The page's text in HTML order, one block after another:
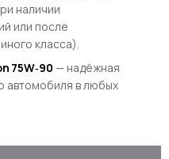
наличии
или после
класса).
75W‑90 — надёжная
автомобиля в любых